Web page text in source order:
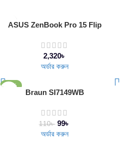
ASUS ZenBook Pro 15 Flip
2,320৳
অর্ডার করুন
-10%
Braun SI7149WB
110৳ 99৳
অর্ডার করুন